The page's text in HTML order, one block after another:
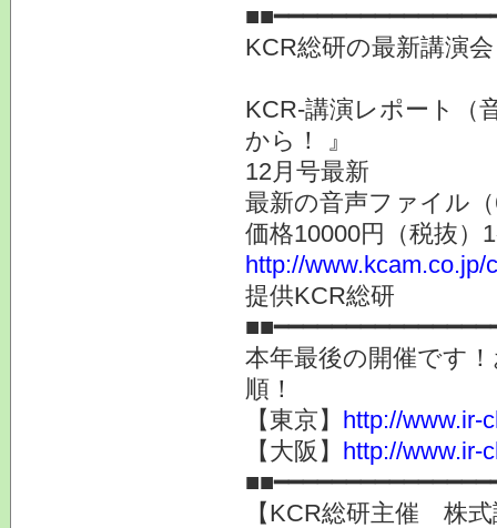
KCR総研の最新講演
KCR-講演レポート（
から！ 』
12月号最新
最新の音声ファイル
価格10000円（税抜）
http://www.kcam.co.jp/
提供KCR総研
本年最後の開催です
順！
【東京】 http://www.ir-
【大阪】 http://www.ir-
【KCR総研主催 株